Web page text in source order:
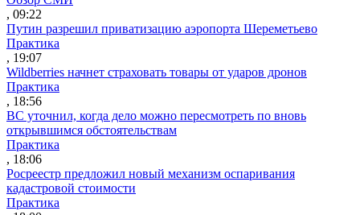
, 09:22
Путин разрешил приватизацию аэропорта Шереметьево
Практика
, 19:07
Wildberries начнет страховать товары от ударов дронов
Практика
, 18:56
ВС уточнил, когда дело можно пересмотреть по вновь
открывшимся обстоятельствам
Практика
, 18:06
Росреестр предложил новый механизм оспаривания
кадастровой стоимости
Практика